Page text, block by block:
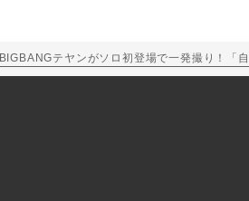
BIGBANGテヤンがソロ初登場で一発撮り！「